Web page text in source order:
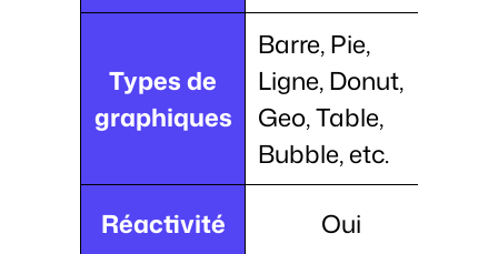
Types de
graphiques
Barre, Pie,
Ligne, Donut,
Geo, Table,
Bubble, etc.
Réactivité Oui